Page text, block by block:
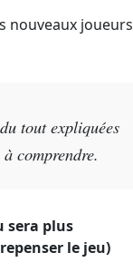
nouveaux joueurs
tout expliquées
comprendre.
sera plus
le jeu)